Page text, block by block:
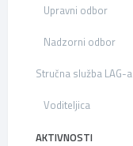
Upravni odbor
Nadzorni odbor
Stručna služba LAG-a
Voditeljica
AKTIVNOSTI